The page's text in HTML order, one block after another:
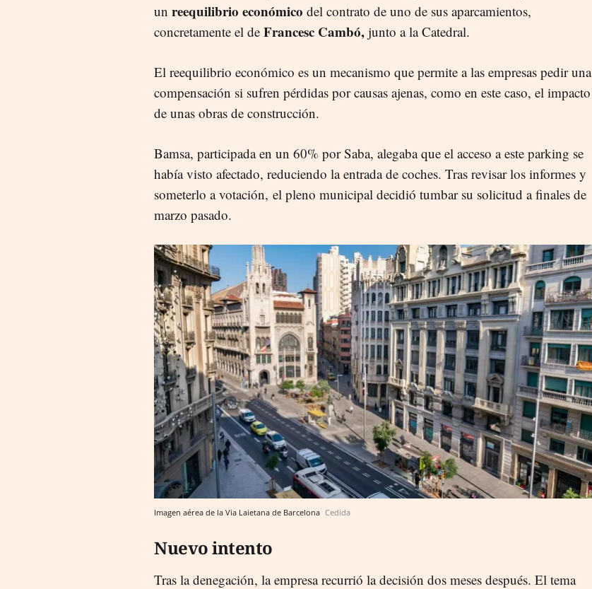
un reequilibrio económico del contrato de uno de sus aparcamientos,
concretamente el de Francesc Cambó, junto a la Catedral.
El reequilibrio económico es un mecanismo que permite a las empresas pedir una
compensación si sufren pérdidas por causas ajenas, como en este caso, el impacto
de unas obras de construcción.
Bamsa, participada en un 60% por Saba, alegaba que el acceso a este parking se
había visto afectado, reduciendo la entrada de coches. Tras revisar los informes y
someterlo a votación, el pleno municipal decidió tumbar su solicitud a finales de
marzo pasado.
Imagen aérea de la Via Laietana de Barcelona Cedida
Nuevo intento
Tras la denegación, la empresa recurrió la decisión dos meses después. El tema